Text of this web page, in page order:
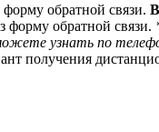
обратной связи.
форму обратной связи.
узнать по
получения